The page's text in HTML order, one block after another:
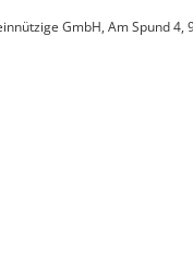
GmbH, Am Spund 4,